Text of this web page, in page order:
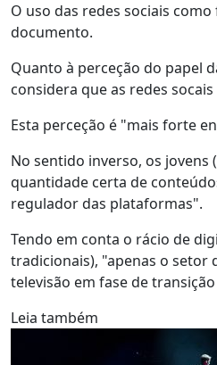
O uso das redes sociais
documento.
Quanto à perceção do papel
considera que as redes
Esta perceção é "mais forte
No sentido inverso, os
quantidade certa de
regulador das plataformas".
Tendo em conta o rácio de
tradicionais), "apenas o setor
televisão em fase de
Leia também